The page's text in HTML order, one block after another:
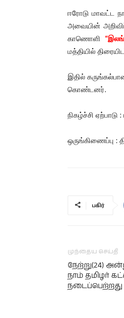
ஈரோடு மாவட்ட
அவையின்
காணொளி
மத்தியில்
இதில்
கொண்டனர்.
நிகழ்ச்சி
ஒருங்கிணைப்பு :
பகிர்
முந்தைய செய்தி
நேற்று(24)
நாம் தமிழர்
நடைப்பெற்றது